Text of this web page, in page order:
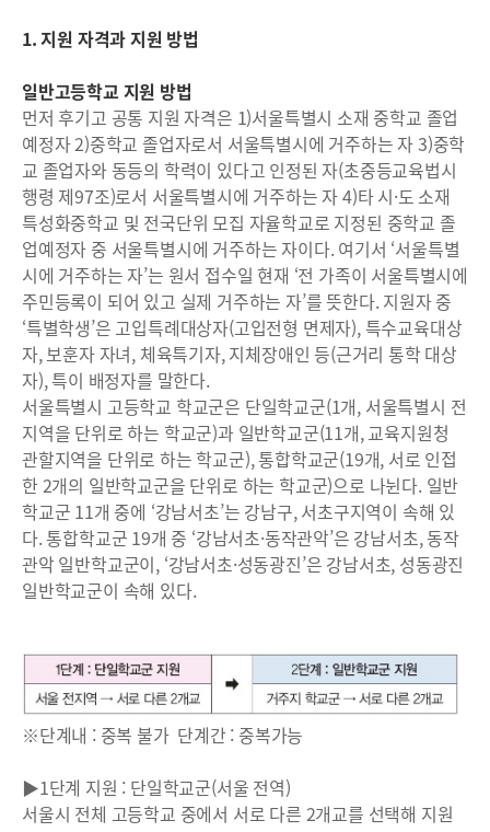
1. 지원 자격과 지원 방법
일반고등학교 지원 방법
먼저 후기고 공통 지원 자격은 1)서울특별시 소재 중학교 졸업
예정자 2)중학교 졸업자로서 서울특별시에 거주하는 자 3)중학
교 졸업자와 동등의 학력이 있다고 인정된 자(초중등교육법시
행령 제97조)로서 서울특별시에 거주하는 자 4)타 시·도 소재
특성화중학교 및 전국단위 모집 자율학교로 지정된 중학교 졸
업예정자 중 서울특별시에 거주하는 자이다. 여기서 ‘서울특별
시에 거주하는 자’는 원서 접수일 현재 ‘전 가족이 서울특별시에
주민등록이 되어 있고 실제 거주하는 자’를 뜻한다. 지원자 중
‘특별학생’은 고입특례대상자(고입전형 면제자), 특수교육대상
자, 보훈자 자녀, 체육특기자, 지체장애인 등(근거리 통학 대상
자), 특이 배정자를 말한다.
서울특별시 고등학교 학교군은 단일학교군(1개, 서울특별시 전
지역을 단위로 하는 학교군)과 일반학교군(11개, 교육지원청
관할지역을 단위로 하는 학교군), 통합학교군(19개, 서로 인접
한 2개의 일반학교군을 단위로 하는 학교군)으로 나뉜다. 일반
학교군 11개 중에 ‘강남서초’는 강남구, 서초구지역이 속해 있
다. 통합학교군 19개 중 ‘강남서초·동작관악’은 강남서초, 동작
관악 일반학교군이, ‘강남서초·성동광진’은 강남서초, 성동광진
일반학교군이 속해 있다.
※단계내 : 중복 불가 단계간 : 중복가능
▶1단계 지원 : 단일학교군(서울 전역)
서울시 전체 고등학교 중에서 서로 다른 2개교를 선택해 지원